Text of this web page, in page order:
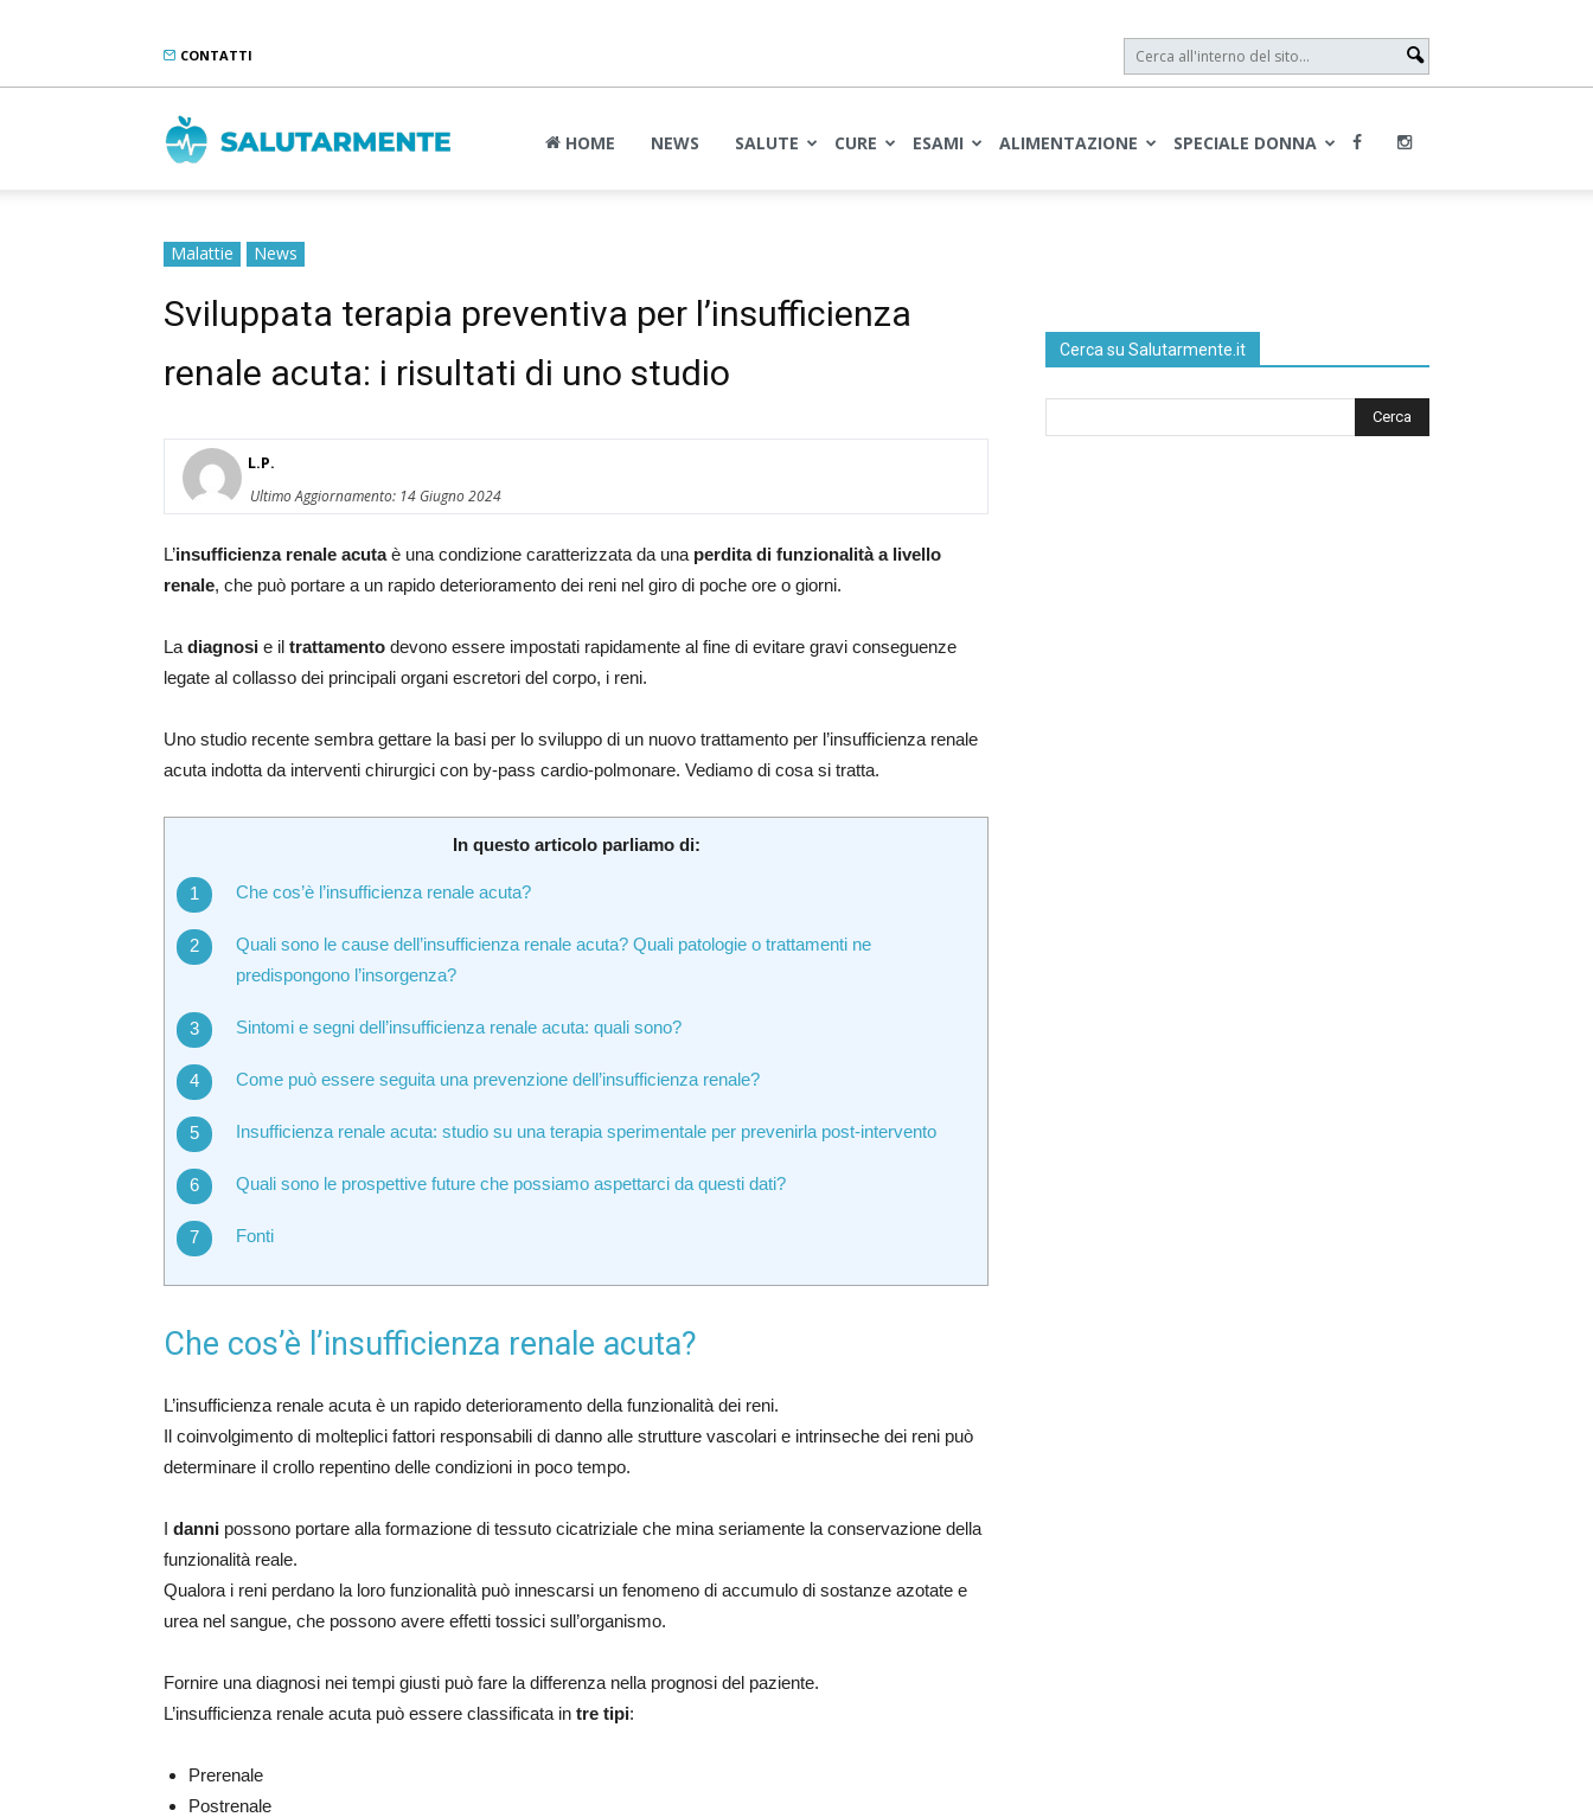
CONTATTI
Salutarmente HOME NEWS SALUTE CURE ESAMI ALIMENTAZIONE SPECIALE DONNA
Malattie News
Sviluppata terapia preventiva per l’insufficienza
renale acuta: i risultati di uno studio
L.P.
Ultimo Aggiornamento: 14 Giugno 2024
L’insufficienza renale acutaè una condizione caratterizzata da una perdita di funzionalità a livello
renale, che può portare a un rapido deterioramento dei reni nel giro di poche ore o giorni.
La diagnosi e il trattamento devono essere impostati rapidamente al fine di evitare gravi conseguenze
legate al collasso dei principali organi escretori del corpo, i reni.
Uno studio recente sembra gettare la basi per lo sviluppo di un nuovo trattamento per l’insufficienza renale
acuta indotta da interventi chirurgici con by-pass cardio-polmonare. Vediamo di cosa si tratta.
In questo articolo parliamo di:
Che cos’è l’insufficienza renale acuta?
Quali sono le cause dell’insufficienza renale acuta? Quali patologie o trattamenti ne
predispongono l’insorgenza?
Sintomi e segni dell’insufficienza renale acuta: quali sono?
Come può essere seguita una prevenzione dell’insufficienza renale?
Insufficienza renale acuta: studio su una terapia sperimentale per prevenirla post-intervento
Quali sono le prospettive future che possiamo aspettarci da questi dati?
Fonti
Che cos’è l’insufficienza renale acuta?
L’insufficienza renale acuta è un rapido deterioramento della funzionalità dei reni.
Il coinvolgimento di molteplici fattori responsabili di danno alle strutture vascolari e intrinseche dei reni può
determinare il crollo repentino delle condizioni in poco tempo.
I danni possono portare alla formazione di tessuto cicatriziale che mina seriamente la conservazione della
funzionalità reale.
Qualora i reni perdano la loro funzionalità può innescarsi un fenomeno di accumulo di sostanze azotate e
urea nel sangue, che possono avere effetti tossici sull’organismo.
Fornire una diagnosi nei tempi giusti può fare la differenza nella prognosi del paziente.
L’insufficienza renale acuta può essere classificata in tre tipi:
Prerenale
Postrenale
Cerca su Salutarmente.it